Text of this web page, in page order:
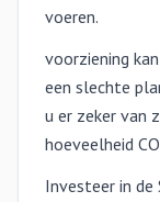
voeren.
voorziening
een slechte
u er zeker van
hoeveelheid
Investeer in de